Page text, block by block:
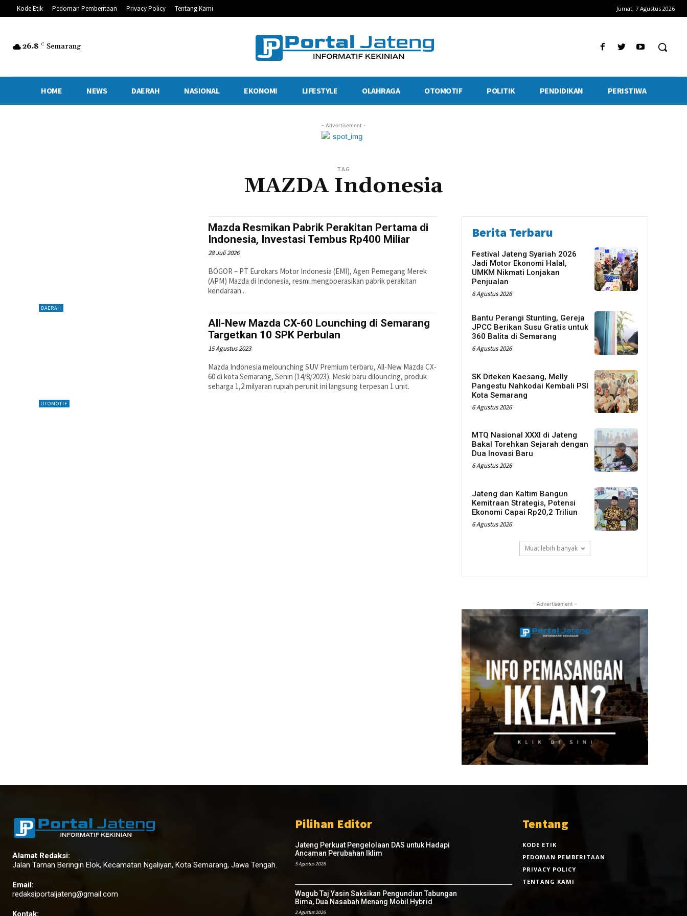
Kode Etik Pedoman Pemberitaan Privacy Policy Tentang Kami Jumat, 7 Agustus 2026
26.8 C Semarang
HOME NEWS DAERAH NASIONAL EKONOMI LIFESTYLE OLAHRAGA OTOMOTIF POLITIK PENDIDIKAN PERISTIWA
- Advertisement -
TAG
MAZDA Indonesia
DAERAH
Mazda Resmikan Pabrik Perakitan Pertama di
Indonesia, Investasi Tembus Rp400 Miliar
28 Juli 2026
BOGOR – PT Eurokars Motor Indonesia (EMI), Agen Pemegang Merek
(APM) Mazda di Indonesia, resmi mengoperasikan pabrik perakitan
kendaraan...
OTOMOTIF
All-New Mazda CX-60 Lounching di Semarang
Targetkan 10 SPK Perbulan
15 Agustus 2023
Mazda Indonesia melounching SUV Premium terbaru, All-New Mazda CX-
60 di kota Semarang, Senin (14/8/2023). Meski baru dilouncing, produk
seharga 1,2 milyaran rupiah perunit ini langsung terpesan 1 unit.
Berita Terbaru
Festival Jateng Syariah 2026
Jadi Motor Ekonomi Halal,
UMKM Nikmati Lonjakan
Penjualan
6 Agustus 2026
Bantu Perangi Stunting, Gereja
JPCC Berikan Susu Gratis untuk
360 Balita di Semarang
6 Agustus 2026
SK Diteken Kaesang, Melly
Pangestu Nahkodai Kembali PSI
Kota Semarang
6 Agustus 2026
MTQ Nasional XXXI di Jateng
Bakal Torehkan Sejarah dengan
Dua Inovasi Baru
6 Agustus 2026
Jateng dan Kaltim Bangun
Kemitraan Strategis, Potensi
Ekonomi Capai Rp20,2 Triliun
6 Agustus 2026
Muat lebih banyak
- Advertisement -
Alamat Redaksi:
Jalan Taman Beringin Elok, Kecamatan Ngaliyan, Kota Semarang, Jawa Tengah.
Email:
redaksiportaljateng@gmail.com
Kontak:
Pilihan Editor
Jateng Perkuat Pengelolaan DAS untuk Hadapi
Ancaman Perubahan Iklim
5 Agustus 2026
Wagub Taj Yasin Saksikan Pengundian Tabungan
Bima, Dua Nasabah Menang Mobil Hybrid
2 Agustus 2026
Tentang
KODE ETIK
PEDOMAN PEMBERITAAN
PRIVACY POLICY
TENTANG KAMI